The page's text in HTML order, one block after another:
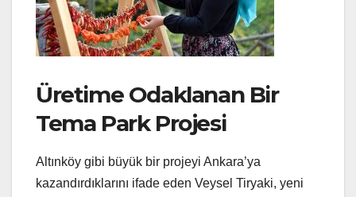
Üretime Odaklanan Bir
Tema Park Projesi
Altınköy gibi büyük bir projeyi Ankara’ya
kazandırdıklarını ifade eden Veysel Tiryaki, yeni